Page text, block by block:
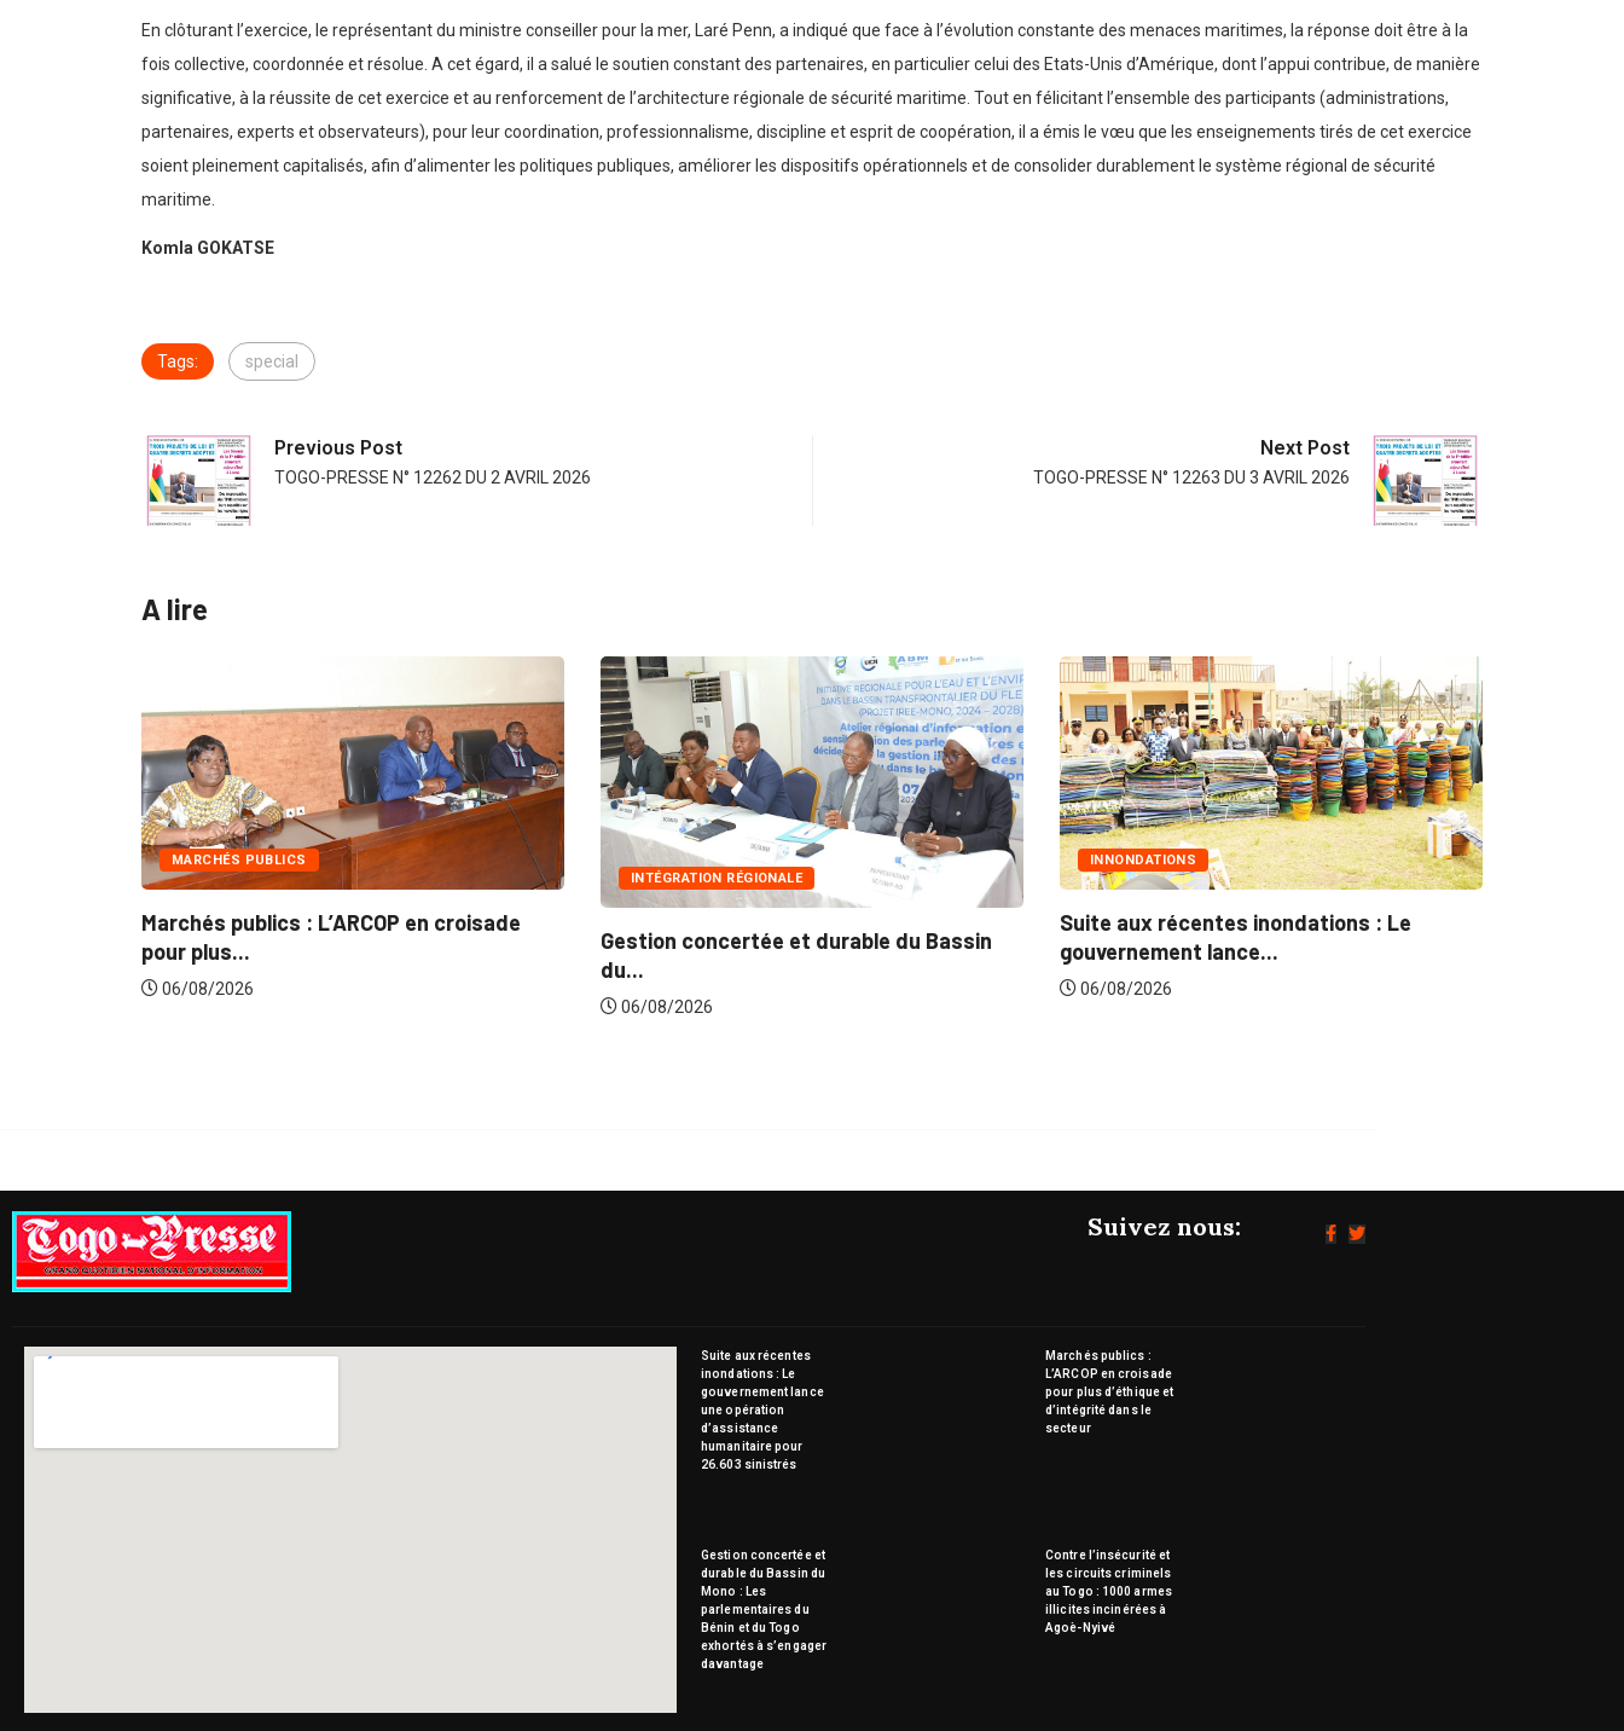
En clôturant l’exercice, le représentant du ministre conseiller pour la mer, Laré Penn, a indiqué que face à l’évolution constante des menaces maritimes, la réponse doit être à la
fois collective, coordonnée et résolue. A cet égard, il a salué le soutien constant des partenaires, en particulier celui des Etats-Unis d’Amérique, dont l’appui contribue, de manière
significative, à la réussite de cet exercice et au renforcement de l’architecture régionale de sécurité maritime. Tout en félicitant l’ensemble des participants (administrations,
partenaires, experts et observateurs), pour leur coordination, professionnalisme, discipline et esprit de coopération, il a émis le vœu que les enseignements tirés de cet exercice
soient pleinement capitalisés, afin d’alimenter les politiques publiques, améliorer les dispositifs opérationnels et de consolider durablement le système régional de sécurité
maritime.
Komla GOKATSE
Tags: special
Previous Post
TOGO-PRESSE N° 12262 DU 2 AVRIL 2026
Next Post
TOGO-PRESSE N° 12263 DU 3 AVRIL 2026
A lire
en croisade
INTÉGRATION RÉGIONALE
Gestion concertée et durable du Bassin
INNONDATIONS
Suite aux récentes inondations : Le
gouvernement lance...
MARCHÉS PUBLICS
Marchés publics : L’ARCOP en croisade
pour plus...
Suivez nous:
Suite aux récentes
inondations : Le
gouvernement lance
une opération
d’assistance
humanitaire pour
26.603 sinistrés
Marchés publics :
L’ARCOP en croisade
pour plus d’éthique et
d’intégrité dans le
secteur
Gestion concertée et
durable du Bassin du
Mono : Les
parlementaires du
Bénin et du Togo
exhortés à s’engager
davantage
Contre l’insécurité et
les circuits criminels
au Togo : 1000 armes
illicites incinérées à
Agoè-Nyivé